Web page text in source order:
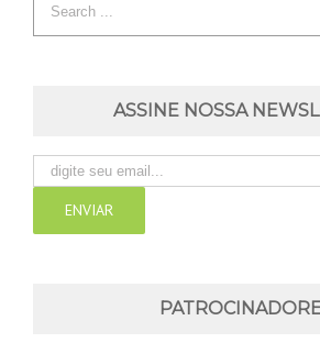
ASSINE NOSSA